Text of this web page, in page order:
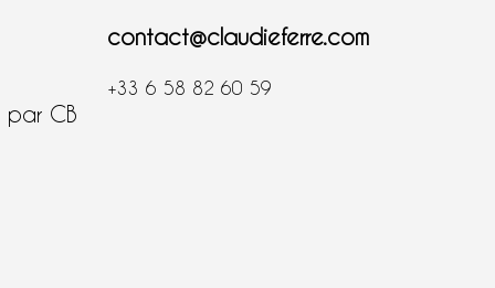
par CB
contact@claudieferre.com
+33 6 58 82 60 59